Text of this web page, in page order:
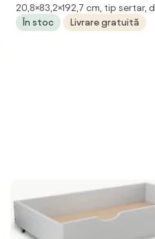
20,8×83,2×192,7 cm, tip sertar,
În stoc
Livrare gratuită